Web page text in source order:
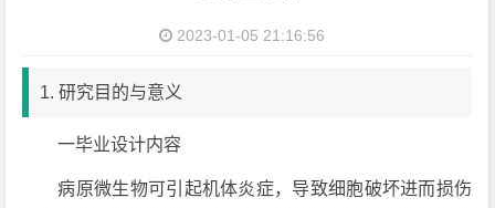
2023-01-05 21:16:56
1. 研究目的与意义
一毕业设计内容
病原微生物可引起机体炎症，导致细胞破坏进而损伤